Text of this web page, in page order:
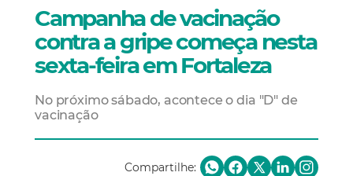
Campanha de vacinação
contra a gripe começa nesta
sexta-feira em Fortaleza
No próximo sábado, acontece o dia "D" de
vacinação
Compartilhe: